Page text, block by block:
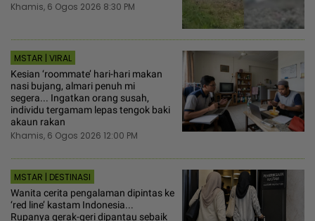
Khamis, 6 Ogos 2026 8:30 PM
MSTAR | VIRAL
Kesian ‘roommate’ hari-hari makan
nasi bujang, almari penuh mi
segera... Ingatkan orang susah,
individu tergamam lepas tengok baki
akaun rakan
Khamis, 6 Ogos 2026 12:00 PM
MSTAR | DESTINASI
Wanita cerita pengalaman dipintas ke
‘red line’ kastam Indonesia...
Rupanya gerak-geri dipantau sebaik